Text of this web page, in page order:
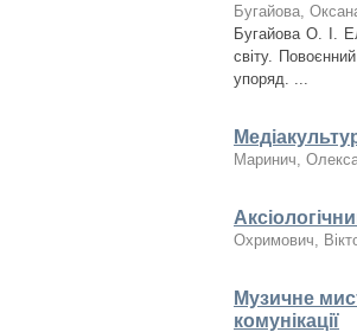
Бугайова,
Бугайова О. І.
світу.
упоряд. ...
Маринич,
Охримович,
Музичне
комунікації